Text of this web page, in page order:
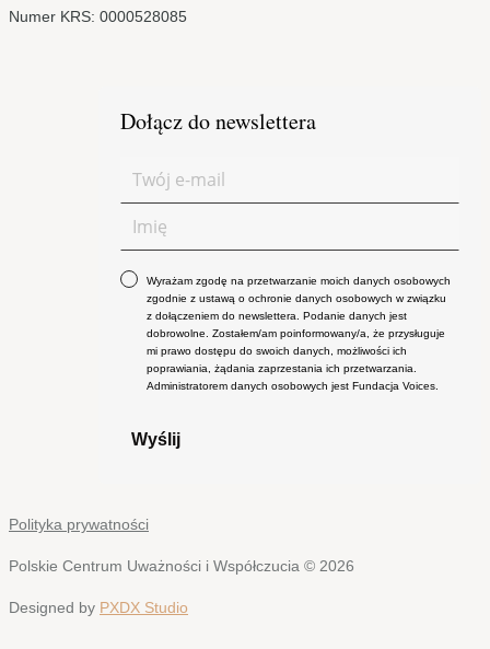
Numer KRS: 0000528085
Dołącz do newslettera
Wyrażam zgodę na przetwarzanie moich danych osobowych
zgodnie z ustawą o ochronie danych osobowych w związku
z dołączeniem do newslettera. Podanie danych jest
dobrowolne. Zostałem/am poinformowany/a, że przysługuje
mi prawo dostępu do swoich danych, możliwości ich
poprawiania, żądania zaprzestania ich przetwarzania.
Administratorem danych osobowych jest Fundacja Voices.
Wyślij
Polityka prywatności
Polskie Centrum Uważności i Współczucia © 2026
Designed by PXDX Studio